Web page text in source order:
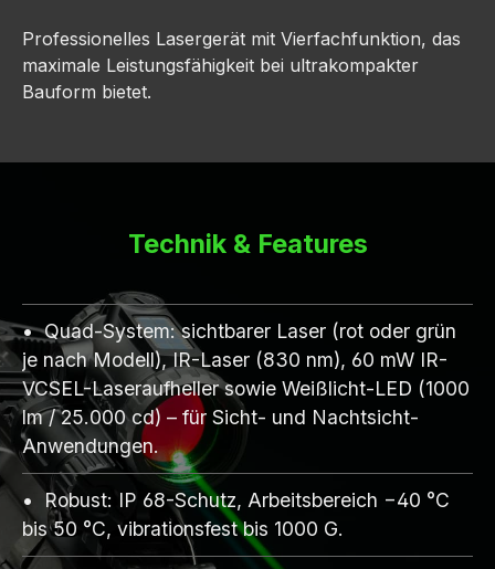
Professionelles Lasergerät mit Vierfachfunktion, das
maximale Leistungsfähigkeit bei ultrakompakter
Bauform bietet.
Technik & Features
Quad-System: sichtbarer Laser (rot oder grün
je nach Modell), IR-Laser (830 nm), 60 mW IR-
VCSEL-Laseraufheller sowie Weißlicht-LED (1000
lm / 25.000 cd) – für Sicht- und Nachtsicht-
Anwendungen.
Robust: IP 68-Schutz, Arbeitsbereich −40 °C
bis 50 °C, vibrationsfest bis 1000 G.